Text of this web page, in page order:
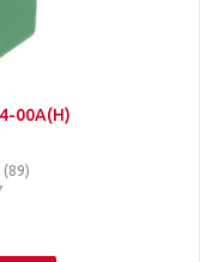
00A(H)
(89)